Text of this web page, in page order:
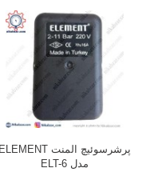
پرشرسوئیچ المنت ELEMENT
مدل ELT-6